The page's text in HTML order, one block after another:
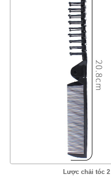
Lược chải tóc